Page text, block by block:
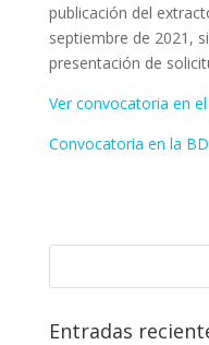
publicación del
septiembre de 2021,
presentación de
Ver convocatoria en
Convocatoria en la
Entradas